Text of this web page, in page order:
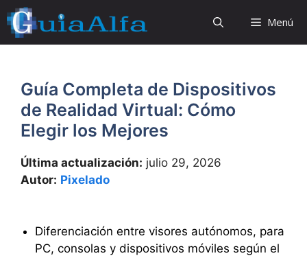
Saltar
al
contenido
Menú
Guía Completa de Dispositivos
de Realidad Virtual: Cómo
Elegir los Mejores
Última actualización: julio 29, 2026
Autor: Pixelado
Diferenciación entre visores autónomos, para
PC, consolas y dispositivos móviles según el